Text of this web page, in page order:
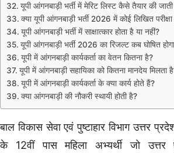
यूपी आंगनबाड़ी भर्ती में मेरिट लिस्ट कैसे तैयार की
क्या यूपी आंगनबाड़ी भर्ती 2026 में कोई लिखित परीक्षा
यूपी आंगनबाड़ी भर्ती में साक्षात्कार होता है या नहीं?
यूपी आंगनबाड़ी भर्ती 2026 का रिजल्ट कब घोषित
यूपी में आंगनबाड़ी कार्यकर्ता का वेतन कितना है?
यूपी में आंगनबाड़ी सहायिका को कितना मानदेय मिलता
यूपी में आंगनबाड़ी कार्यकर्ता के क्या कार्य होते हैं?
क्या आंगनबाड़ी की नौकरी स्थायी होती है?
बाल विकास सेवा एवं पुष्टाहार विभाग उत्तर
के 12वीं पास महिला अभ्यर्थी जो उत्तर